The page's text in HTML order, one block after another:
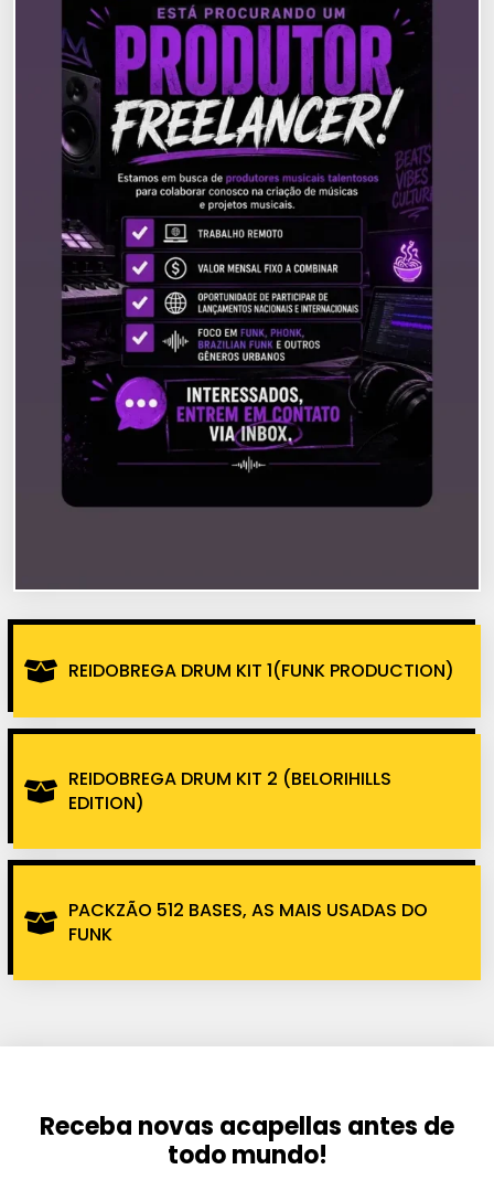
REIDOBREGA DRUM KIT 1(FUNK PRODUCTION)
REIDOBREGA DRUM KIT 2 (BELORIHILLS
EDITION)
PACKZÃO 512 BASES, AS MAIS USADAS DO
FUNK
Receba novas acapellas antes de
todo mundo!